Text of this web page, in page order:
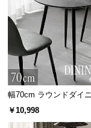
ナチュラル
クセのない色
材。北欧やナチ
幅70cm ラウンドダイ
調 大理石調 無地ホワイ
￥10,998